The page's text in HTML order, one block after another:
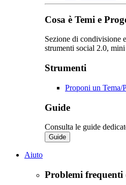
Cosa è Temi e
Sezione di condivisione
strumenti social 2.0,
Strumenti
Proponi un Tema/
Guide
Consulta le guide
Guide
Aiuto
Problemi frequenti